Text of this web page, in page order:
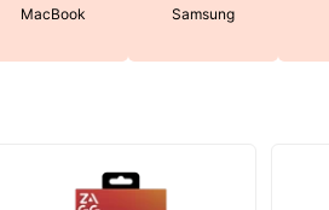
MacBook Samsung